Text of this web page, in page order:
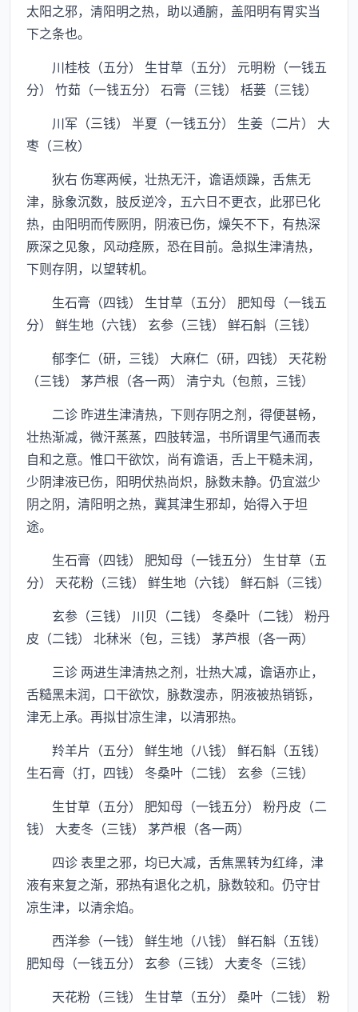
太阳之邪，清阳明之热，助以通腑，盖阳明有胃实当
下之条也。
川桂枝（五分） 生甘草（五分） 元明粉（一钱五
分） 竹茹（一钱五分） 石膏（三钱） 栝蒌（三钱）
川军（三钱） 半夏（一钱五分） 生姜（二片） 大
枣（三枚）
狄右 伤寒两候，壮热无汗，谵语烦躁，舌焦无
津，脉象沉数，肢反逆冷，五六日不更衣，此邪已化
热，由阳明而传厥阴，阴液已伤，燥矢不下，有热深
厥深之见象，风动痉厥，恐在目前。急拟生津清热，
下则存阴，以望转机。
生石膏（四钱） 生甘草（五分） 肥知母（一钱五
分） 鲜生地（六钱） 玄参（三钱） 鲜石斛（三钱）
郁李仁（研，三钱） 大麻仁（研，四钱） 天花粉
（三钱） 茅芦根（各一两） 清宁丸（包煎，三钱）
二诊 昨进生津清热，下则存阴之剂，得便甚畅，
壮热渐减，微汗蒸蒸，四肢转温，书所谓里气通而表
自和之意。惟口干欲饮，尚有谵语，舌上干糙未润，
少阴津液已伤，阳明伏热尚炽，脉数未静。仍宜滋少
阴之阴，清阳明之热，冀其津生邪却，始得入于坦
途。
生石膏（四钱） 肥知母（一钱五分） 生甘草（五
分） 天花粉（三钱） 鲜生地（六钱） 鲜石斛（三钱）
玄参（三钱） 川贝（二钱） 冬桑叶（二钱） 粉丹
皮（二钱） 北秫米（包，三钱） 茅芦根（各一两）
三诊 两进生津清热之剂，壮热大减，谵语亦止，
舌糙黑未润，口干欲饮，脉数溲赤，阴液被热销铄，
津无上承。再拟甘凉生津，以清邪热。
羚羊片（五分） 鲜生地（八钱） 鲜石斛（五钱）
生石膏（打，四钱） 冬桑叶（二钱） 玄参（三钱）
生甘草（五分） 肥知母（一钱五分） 粉丹皮（二
钱） 大麦冬（三钱） 茅芦根（各一两）
四诊 表里之邪，均已大减，舌焦黑转为红绛，津
液有来复之渐，邪热有退化之机，脉数较和。仍守甘
凉生津，以清余焰。
西洋参（一钱） 鲜生地（八钱） 鲜石斛（五钱）
肥知母（一钱五分） 玄参（三钱） 大麦冬（三钱）
天花粉（三钱） 生甘草（五分） 桑叶（二钱） 粉